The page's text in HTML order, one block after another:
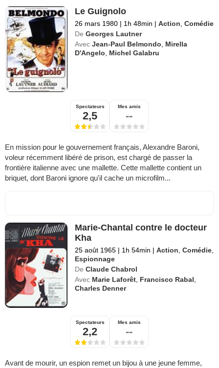
Le Guignolo
26 mars 1980 | 1h 48min | Action,Comédie
De Georges Lautner
Avec Jean-Paul Belmondo, Mirella
D'Angelo, Michel Galabru
Spectateurs
2,5
Mes amis
--
En mission pour le gouvernement français, Alexandre Baroni,
voleur récemment libéré de prison, est chargé de passer la
frontière italienne avec une mallette. Cette mallette contient un
briquet, dont Baroni ignore qu'il cache un microfilm...
Marie-Chantal contre le docteur
Kha
25 août 1965 | 1h 54min | Action ,Comédie
Espionnage
De Claude Chabrol
Avec Marie Laforêt Francisco Rabal
Charles Denner
Spectateurs
2,2
Mes amis
--
Avant de mourir, un espion remet un bijou à une jeune femme,